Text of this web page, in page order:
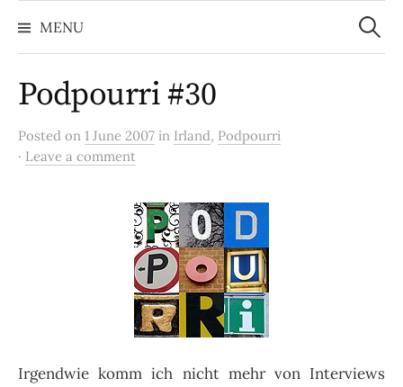
to
content
MENU
Search
for:
Podpourri #30
Posted on 1 June 2007 in Irland, Podpourri
· Leave a comment
Irgendwie komm ich nicht mehr von Interviews